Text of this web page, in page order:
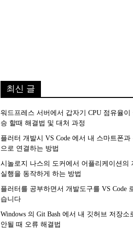
최신 글
워드프레스 서버에서 갑자기 CPU 점유율이
승 할때 해결법 및 대처 과정
플러터 개발시 VS Code 에서 내 스마트폰과
으로 연결하는 방법
시놀로지 나스의 도커에서 어플리케이션의
실행을 동작하게 하는 방법
플러터를 공부하면서 개발도구를 VS Code
습니다
Windows 의 Git Bash 에서 내 깃허브 저장소
안될 때 오류 해결법